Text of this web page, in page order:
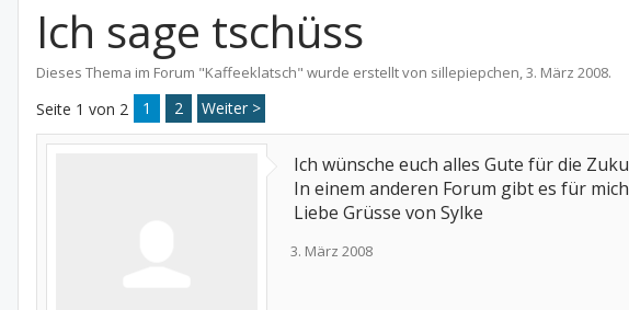
Ich sage tschüss
Dieses Thema im Forum "Kaffeeklatsch" wurde erstellt von sillepiepchen,3. März 2008.
Seite 1 von 2 1 2 Weiter >
Ich wünsche euch alles Gute für die
In einem anderen Forum gibt es für
Liebe Grüsse von Sylke
3. März 2008